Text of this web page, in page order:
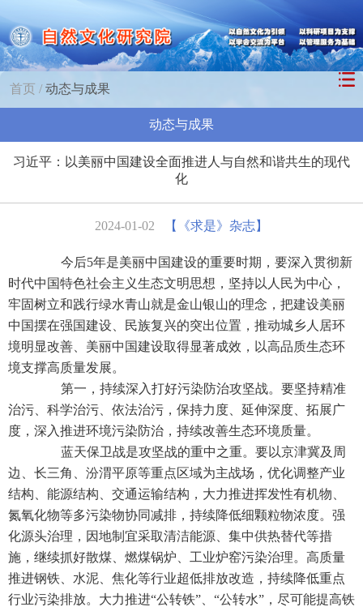
首页 / 动态与成果
动态与成果
习近平：以美丽中国建设全面推进人与自然和谐共生的现代
化
2024-01-02 【《求是》杂志】
今后5年是美丽中国建设的重要时期，要深入贯彻新
时代中国特色社会主义生态文明思想，坚持以人民为中心，
牢固树立和践行绿水青山就是金山银山的理念，把建设美丽
中国摆在强国建设、民族复兴的突出位置，推动城乡人居环
境明显改善、美丽中国建设取得显著成效，以高品质生态环
境支撑高质量发展。
第一，持续深入打好污染防治攻坚战。要坚持精准
治污、科学治污、依法治污，保持力度、延伸深度、拓展广
度，深入推进环境污染防治，持续改善生态环境质量。
蓝天保卫战是攻坚战的重中之重。要以京津冀及周
边、长三角、汾渭平原等重点区域为主战场，优化调整产业
结构、能源结构、交通运输结构，大力推进挥发性有机物、
氮氧化物等多污染物协同减排，持续降低细颗粒物浓度。强
化源头治理，因地制宜采取清洁能源、集中供热替代等措
施，继续抓好散煤、燃煤锅炉、工业炉窑污染治理。高质量
推进钢铁、水泥、焦化等行业超低排放改造，持续降低重点
行业污染排放。大力推进“公转铁”、“公转水”，尽可能提高铁